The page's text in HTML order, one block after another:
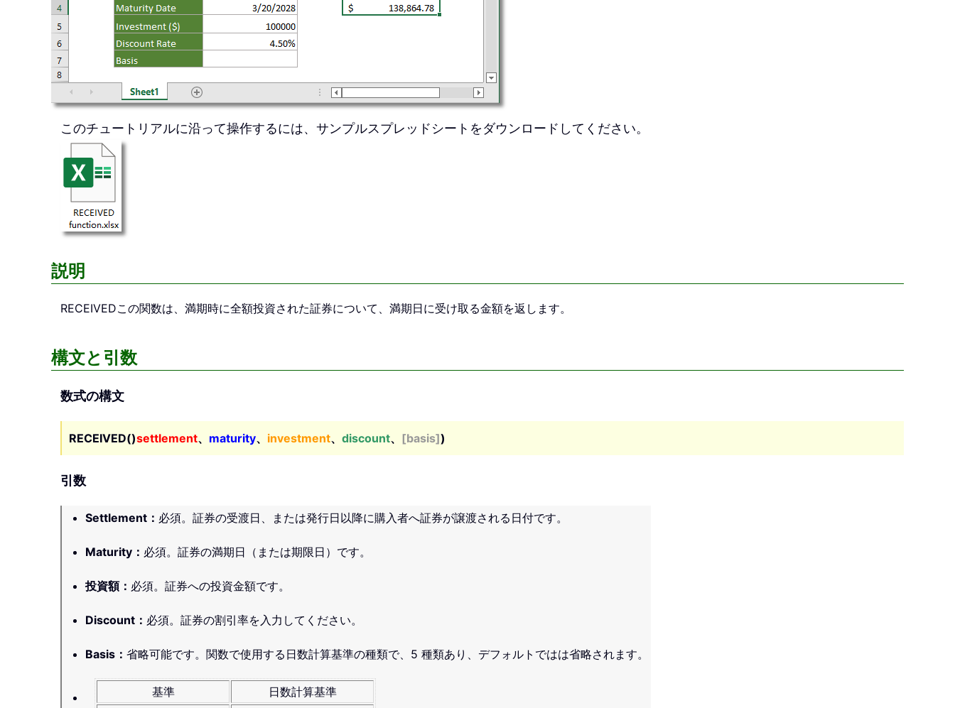
このチュートリアルに沿って操作するには、サンプルスプレッドシートをダウンロードしてください。
説明
RECEIVEDこの関数は、満期時に全額投資された証券について、満期日に受け取る金額を返します。
構文と引数
数式の構文
RECEIVED()settlement、 maturity、 investment、 discount、 [basis])
引数
Settlement ： 必須。証券の受渡日、または発行日以降に購入者へ証券が譲渡される日付です。
Maturity ： 必須。証券の満期日（または期限日）です。
投資額： 必須。証券への投資金額です。
Discount ： 必須。証券の割引率を入力してください。
Basis ： 省略可能です。関数で使用する日数計算基準の種類で、5 種類あり、デフォルトではは省略されます。
基準
日数計算基準